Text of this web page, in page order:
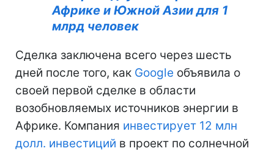
Африке и Южной Азии для 1
млрд человек
Сделка заключена всего через шесть
дней после того, как Google объявила о
своей первой сделке в области
возобновляемых источников энергии в
Африке. Компания инвестирует 12 млн
долл. инвестиций в проект по солнечной